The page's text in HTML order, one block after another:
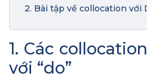
2. Bài tập về collocation với
1. Các
với “do”